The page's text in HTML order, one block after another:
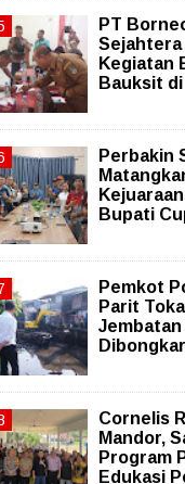
PT
Sejahtera
Kegiatan
Bauksit
Perbakin
Bupati
Pemkot
Parit
Jembatan
Dibongkar
Cornelis
Mandor,
Program
Edukasi